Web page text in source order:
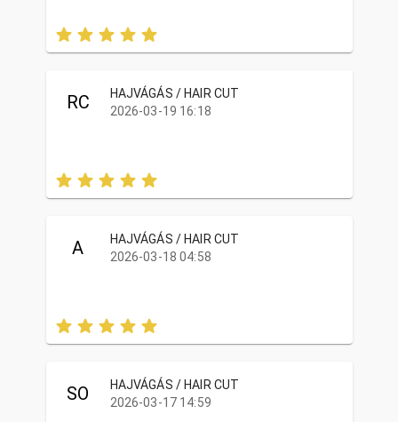
RC
HAJVÁGÁS / HAIR CUT
2026-03-19 16:18
A
HAJVÁGÁS / HAIR CUT
2026-03-18 04:58
SO
HAJVÁGÁS / HAIR CUT
2026-03-17 14:59